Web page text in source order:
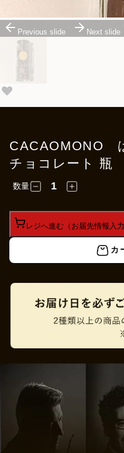
Previous slide Next slide
CACAOMONO
チョコレート 瓶
数量
レジへ進む（お届先情報入力
カ